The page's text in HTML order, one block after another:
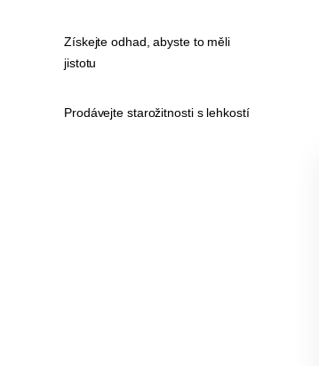
Získejte odhad, abyste to měli
jistotu
Prodávejte starožitnosti s lehkostí